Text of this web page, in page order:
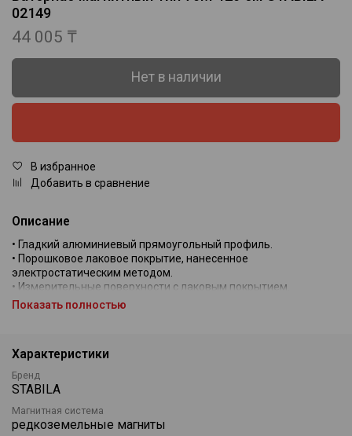
02149
44 005 ₸
Нет в наличии
В избранное
Добавить в сравнение
Описание
• Гладкий алюминиевый прямоугольный профиль.
• Порошковое лаковое покрытие, нанесенное
электростатическим методом.
• Измерительные поверхности с лаковым покрытием.
• Обычная, легкая модель.
Показать полностью
Характеристики
Бренд
STABILA
Магнитная система
редкоземельные магниты